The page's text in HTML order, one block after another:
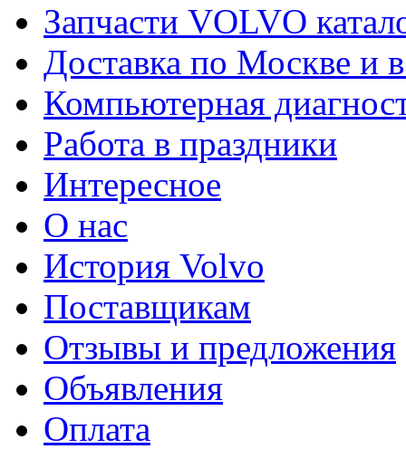
Запчасти VOLVO
Доставка по Москве и
Компьютерная
Работа в праздники
Интересное
О нас
История Volvo
Поставщикам
Отзывы и предложения
Объявления
Оплата